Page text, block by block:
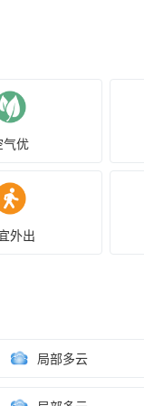
气优
外出
局部多云